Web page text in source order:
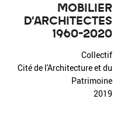
MOBILIER
D'ARCHITECTES
1960-2020
Collectif
Cité de l'Architecture et du
Patrimoine
2019